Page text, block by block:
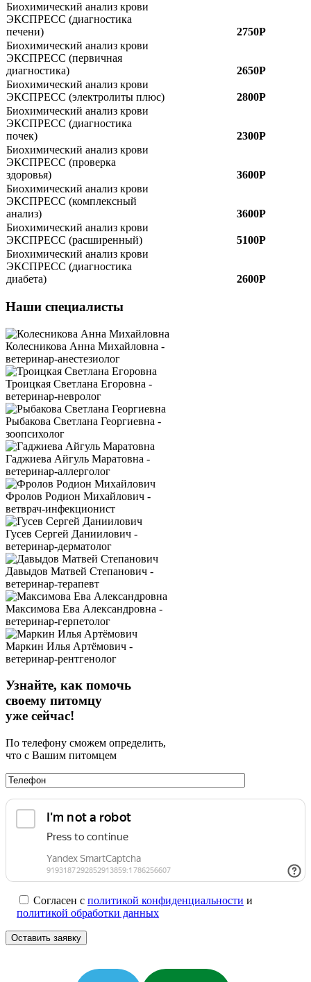
Биохимический анализ крови
ЭКСПРЕСС (диагностика
печени)
2750Р
Биохимический анализ крови
ЭКСПРЕСС (первичная
диагностика)
2650Р
Биохимический анализ крови
ЭКСПРЕСС (электролиты плюс)
2800Р
Биохимический анализ крови
ЭКСПРЕСС (диагностика
почек)
2300Р
Биохимический анализ крови
ЭКСПРЕСС (проверка
здоровья)
3600Р
Биохимический анализ крови
ЭКСПРЕСС (комплексный
анализ)
3600Р
Биохимический анализ крови
ЭКСПРЕСС (расширенный)
5100Р
Биохимический анализ крови
ЭКСПРЕСС (диагностика
диабета)
2600Р
Наши специалисты
Колесникова Анна Михайловна -
ветеринар-анестезиолог
Троицкая Светлана Егоровна -
ветеринар-невролог
Рыбакова Светлана Георгиевна -
зоопсихолог
Гаджиева Айгуль Маратовна -
ветеринар-аллерголог
Фролов Родион Михайлович -
ветврач-инфекционист
Гусев Сергей Даниилович -
ветеринар-дерматолог
Давыдов Матвей Степанович -
ветеринар-терапевт
Максимова Ева Александровна -
ветеринар-герпетолог
Маркин Илья Артёмович -
ветеринар-рентгенолог
Узнайте, как помочь
своему питомцу
уже сейчас!
По телефону сможем определить,
что с Вашим питомцем
Согласен с политикой конфиденциальности и
политикой обработки данных